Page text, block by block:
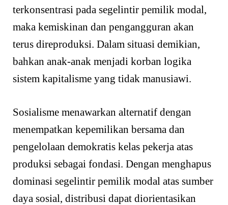
terkonsentrasi pada segelintir pemilik modal,
maka kemiskinan dan pengangguran akan
terus direproduksi. Dalam situasi demikian,
bahkan anak-anak menjadi korban logika
sistem kapitalisme yang tidak manusiawi.
Sosialisme menawarkan alternatif dengan
menempatkan kepemilikan bersama dan
pengelolaan demokratis kelas pekerja atas
produksi sebagai fondasi. Dengan menghapus
dominasi segelintir pemilik modal atas sumber
daya sosial, distribusi dapat diorientasikan